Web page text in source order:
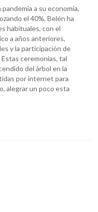
a su economía,
el 40%, Belén ha
habituales, con el
a años anteriores,
y la participación de
ceremonias, tal
del árbol en la
por internet para
alegrar un poco esta